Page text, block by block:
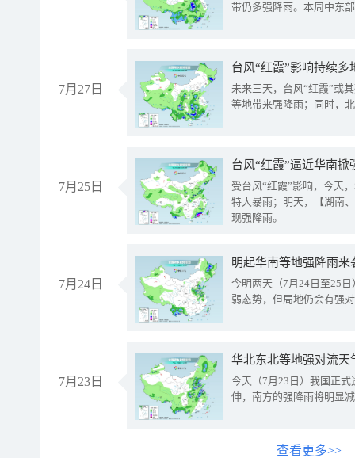
带仍多强降雨。本周中东
7月27日
台风“红霞”影响持续
未来三天，台风“红霞”或
等地带来强降雨；同时，
7月25日
台风“红霞”逼近华南
受台风“红霞”影响，今天
特大暴雨；明天，【湖南
现强降雨。
7月24日
明起华南等地强降雨
今明两天（7月24日至25
弱态势，但局地仍会有强
7月23日
华北东北等地强对流天
今天（7月23日）我国正
伸，南方的强降雨将明显
查看更多>>